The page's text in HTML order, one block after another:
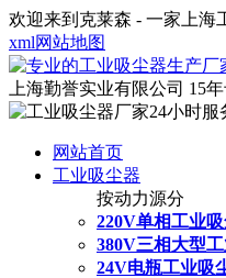
欢迎来到克莱森 - 一家上海
xml网站地图
上海勤誉实业有限公司 15
网站首页
工业吸尘器
按动力源分
220V单相工业
380V三相大型
24V电瓶工业吸